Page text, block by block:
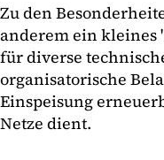
Zu den
anderem ein kleines
für diverse
organisatorische
Einspeisung
Netze dient.